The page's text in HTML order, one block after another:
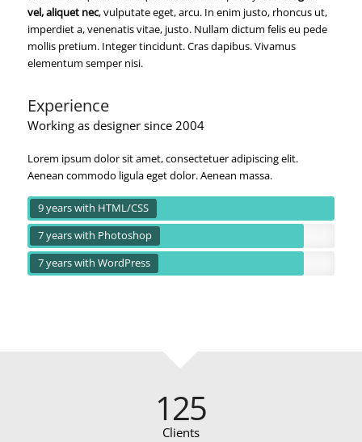
vel, aliquet nec, vulputate eget, arcu. In enim justo, rhoncus ut,
imperdiet a, venenatis vitae, justo. Nullam dictum felis eu pede
mollis pretium. Integer tincidunt. Cras dapibus. Vivamus
elementum semper nisi.
Experience
Working as designer since 2004
Lorem ipsum dolor sit amet, consectetuer adipiscing elit.
Aenean commodo ligula eget dolor. Aenean massa.
9 years with HTML/CSS
7 years with Photoshop
7 years with WordPress
125
Clients